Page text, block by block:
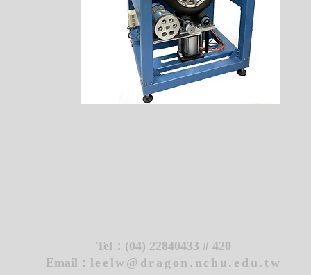
Tel： (04) 22840433 # 420
Email： leelw@dragon.nchu.edu.tw